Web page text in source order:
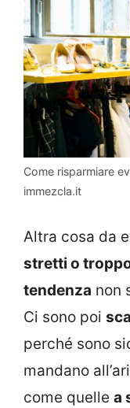
Come risparmiare
immezcla.it
Altra cosa da
stretti o
tendenza non
Ci sono poi
perché sono
mandano
come quelle a